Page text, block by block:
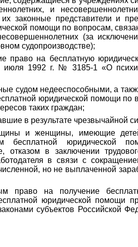
и
законные представители и
помощи по вопросам,
(за
судопроизводстве);
право на бесплатную
июля 1992 г. № 3185-1 «О
судом недееспособными, а
юридической помощи по
таких граждан;
в результате чрезвычайной
и женщины, имеющие
бесплатной юридической
отказом в заключении
в связи с
но не выплаченной
право на получение
юридической помощи
субъектов Российской